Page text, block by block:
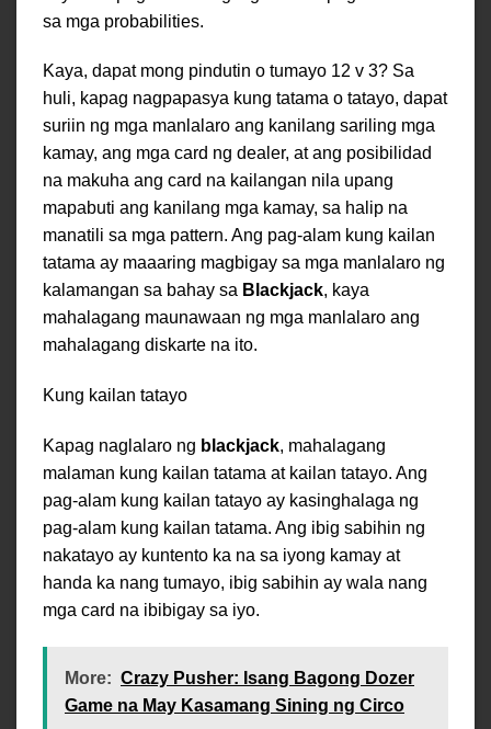
sa mga probabilities.
Kaya, dapat mong pindutin o tumayo 12 v 3? Sa
huli, kapag nagpapasya kung tatama o tatayo, dapat
suriin ng mga manlalaro ang kanilang sariling mga
kamay, ang mga card ng dealer, at ang posibilidad
na makuha ang card na kailangan nila upang
mapabuti ang kanilang mga kamay, sa halip na
manatili sa mga pattern. Ang pag-alam kung kailan
tatama ay maaaring magbigay sa mga manlalaro ng
kalamangan sa bahay sa Blackjack, kaya
mahalagang maunawaan ng mga manlalaro ang
mahalagang diskarte na ito.
Kung kailan tatayo
Kapag naglalaro ng blackjack, mahalagang
malaman kung kailan tatama at kailan tatayo. Ang
pag-alam kung kailan tatayo ay kasinghalaga ng
pag-alam kung kailan tatama. Ang ibig sabihin ng
nakatayo ay kuntento ka na sa iyong kamay at
handa ka nang tumayo, ibig sabihin ay wala nang
mga card na ibibigay sa iyo.
More: Crazy Pusher: Isang Bagong Dozer
Game na May Kasamang Sining ng Circo